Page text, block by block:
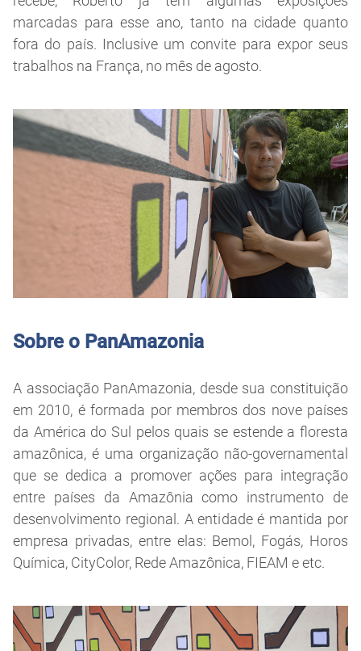
marcadas para esse ano, tanto na cidade quanto
fora do país. Inclusive um convite para expor seus
trabalhos na França, no mês de agosto.
Sobre o PanAmazonia
A associação PanAmazonia, desde sua constituição
em 2010, é formada por membros dos nove países
da América do Sul pelos quais se estende a floresta
amazônica, é uma organização não-governamental
que se dedica a promover ações para integração
entre países da Amazônia como instrumento de
desenvolvimento regional. A entidade é mantida por
empresa privadas, entre elas: Bemol, Fogás, Horos
Química, CityColor, Rede Amazônica, FIEAM e etc.